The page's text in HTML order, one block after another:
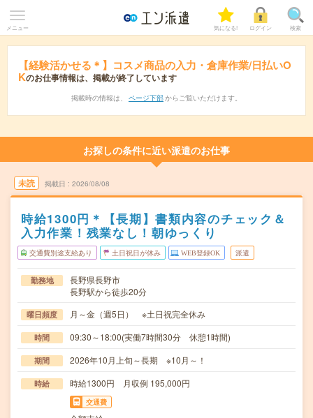
メニュー 気になる! ログイン 検索
【経験活かせる＊】コスメ商品の入力・倉庫作業/日払いO
Kのお仕事情報は、掲載が終了しています
掲載時の情報は、 ページ下部 からご覧いただけます。
お探しの条件に近い派遣のお仕事
未読 掲載日 2026/08/08
時給1300円＊【長期】書類内容のチェック＆
入力作業！残業なし！朝ゆっくり
交通費別途支給あり 土日祝日が休み WEB登録OK 派遣
勤務地
長野県長野市
長野駅から徒歩20分
曜日頻度 月～金（週5日） ※土日祝完全休み
時間 09:30～18:00(実働7時間30分 休憩1時間)
期間 2026年10月上旬～長期 ※10月～！
時給 時給1300円 月収例 195,000円
交通費